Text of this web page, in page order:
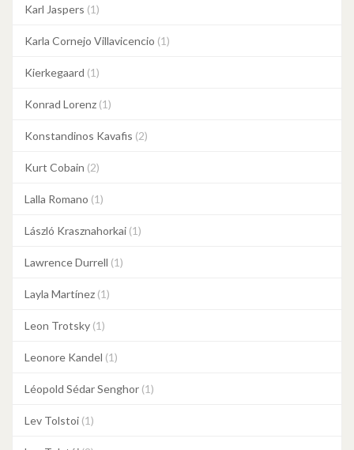
Karl Jaspers (1)
Karla Cornejo Villavicencio (1)
Kierkegaard (1)
Konrad Lorenz (1)
Konstandinos Kavafis (2)
Kurt Cobain (2)
Lalla Romano (1)
László Krasznahorkai (1)
Lawrence Durrell (1)
Layla Martínez (1)
Leon Trotsky (1)
Leonore Kandel (1)
Léopold Sédar Senghor (1)
Lev Tolstoi (1)